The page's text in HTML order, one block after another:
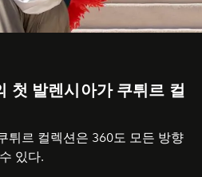
첫 발렌시아가 쿠튀르 컬
튀르 컬렉션은 360도 모든 방향
있다.